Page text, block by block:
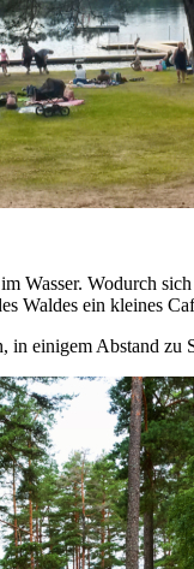
Wasser. Wodurch
Waldes ein kleines
in einigem Abstand zu